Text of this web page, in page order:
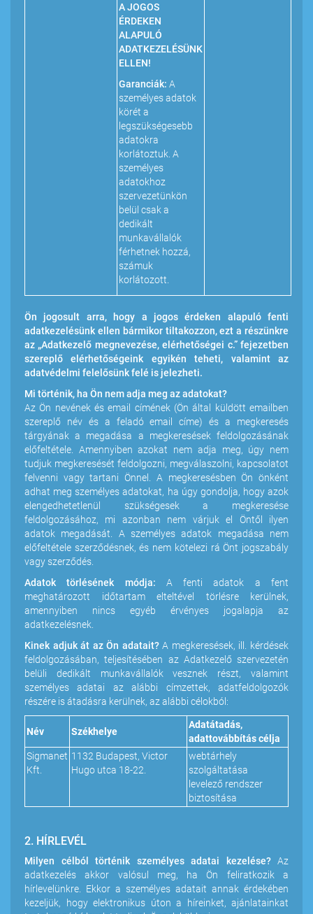
A JOGOS
ÉRDEKEN
ALAPULÓ
ADATKEZELÉSÜNK
ELLEN!
Garanciák: A
személyes adatok
körét a
legszükségesebb
adatokra
korlátoztuk. A
személyes
adatokhoz
szervezetünkön
belül csak a
dedikált
munkavállalók
férhetnek hozzá,
számuk
korlátozott.
Ön jogosult arra, hogy a jogos érdeken alapuló fenti
adatkezelésünk ellen bármikor tiltakozzon, ezt a részünkre
az „Adatkezelő megnevezése, elérhetőségei c.” fejezetben
szereplő elérhetőségeink egyikén teheti, valamint az
adatvédelmi felelősünk felé is jelezheti.
Mi történik, ha Ön nem adja meg az adatokat?
Az Ön nevének és email címének (Ön által küldött emailben
szereplő név és a feladó email címe) és a megkeresés
tárgyának a megadása a megkeresések feldolgozásának
előfeltétele. Amennyiben azokat nem adja meg, úgy nem
tudjuk megkeresését feldolgozni, megválaszolni, kapcsolatot
felvenni vagy tartani Önnel. A megkeresésben Ön önként
adhat meg személyes adatokat, ha úgy gondolja, hogy azok
elengedhetetlenül szükségesek a megkeresése
feldolgozásához, mi azonban nem várjuk el Öntől ilyen
adatok megadását. A személyes adatok megadása nem
előfeltétele szerződésnek, és nem kötelezi rá Önt jogszabály
vagy szerződés.
Adatok törlésének módja: A fenti adatok a fent
meghatározott időtartam elteltével törlésre kerülnek,
amennyiben nincs egyéb érvényes jogalapja az
adatkezelésnek.
Kinek adjuk át az Ön adatait?A megkeresések, ill. kérdések
feldolgozásában, teljesítésében az Adatkezelő szervezetén
belüli dedikált munkavállalók vesznek részt, valamint
személyes adatai az alábbi címzettek, adatfeldolgozók
részére is átadásra kerülnek, az alábbi célokból:
Név Székhelye
Adatátadás,
adattovábbítás célja
Sigmanet
Kft.
1132 Budapest, Victor
Hugo utca 18-22.
webtárhely
szolgáltatása
levelező rendszer
biztosítása
2. HÍRLEVÉL
Milyen célból történik személyes adatai kezelése?Az
adatkezelés akkor valósul meg, ha Ön feliratkozik a
hírlevelünkre. Ekkor a személyes adatait annak érdekében
kezeljük, hogy elektronikus úton a híreinket, ajánlatainkat